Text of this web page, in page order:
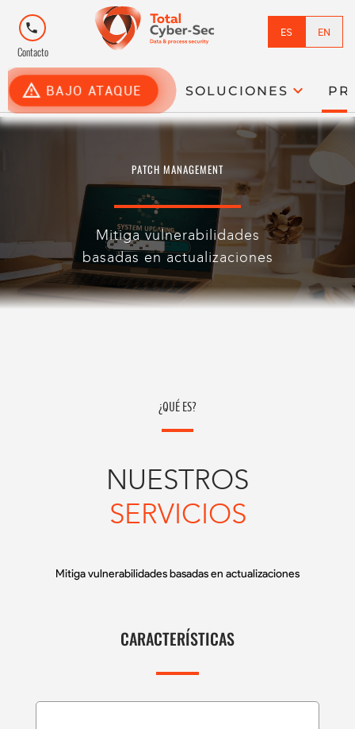
phone
Contacto
ES EN
report_problem BAJO ATAQUE SOLUCIONES expand_more
PATCH MANAGEMENT
Mitiga vulnerabilidades
basadas en actualizaciones
¿QUÉ ES?
NUESTROS
SERVICIOS
Mitiga vulnerabilidades basadas en actualizaciones
CARACTERÍSTICAS